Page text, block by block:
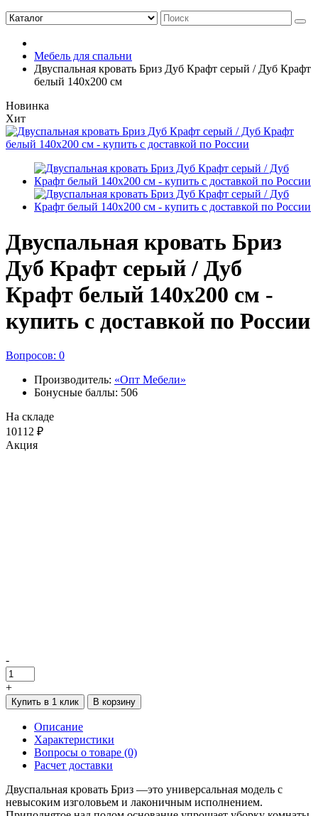
Мебель для спальни
Двуспальная кровать Бриз Дуб Крафт серый / Дуб Крафт
белый 140х200 см
Новинка
Хит
Двуспальная кровать Бриз
Дуб Крафт серый / Дуб
Крафт белый 140х200 см -
купить с доставкой по России
Вопросов: 0
Производитель: «Опт Мебели»
Бонусные баллы: 506
На складе
10112 ₽
Акция
-
+
Купить в 1 клик В корзину
Описание
Характеристики
Вопросы о товаре (0)
Расчет доставки
Двуспальная кровать Бриз —это универсальная модель с
невысоким изголовьем и лаконичным исполнением.